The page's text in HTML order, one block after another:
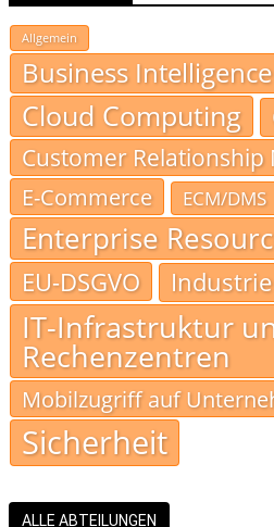
Allgemein
Business
Cloud Computing
Customer
E-Commerce
ECM/DMS
Enterprise
EU-DSGVO
IT-Infrastruktur
Rechenzentren
Mobilzugriff auf
Sicherheit
ALLE ABTEILUNGEN